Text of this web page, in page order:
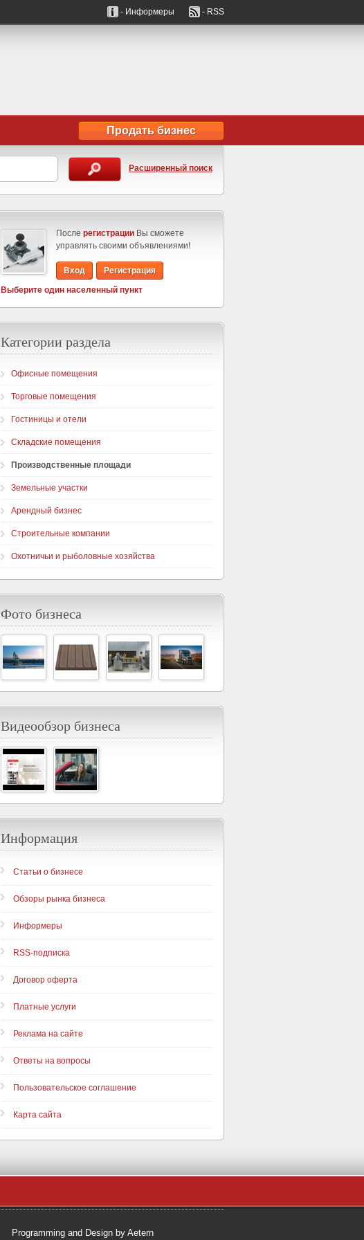
- Информеры - RSS
Продать бизнес
Расширенный поиск
После регистрации Вы сможете
управлять своими объявлениями!
Вход
Регистрация
Выберите один населенный пункт
Категории раздела
Офисные помещения
Торговые помещения
Гостиницы и отели
Складские помещения
Производственные площади
Земельные участки
Арендный бизнес
Строительные компании
Охотничьи и рыболовные хозяйства
Фото бизнеса
Видеообзор бизнеса
Информация
Статьи о бизнесе
Обзоры рынка бизнеса
Информеры
RSS-подписка
Договор оферта
Платные услуги
Реклама на сайте
Ответы на вопросы
Пользовательское соглашение
Карта сайта
Programming and Design by Aetern